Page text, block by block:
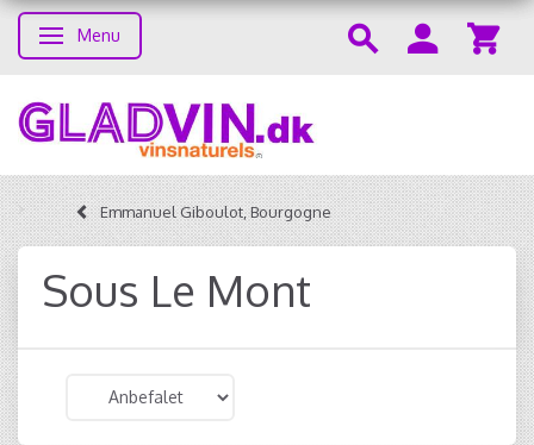
Skifte navigation
Menu
Emmanuel Giboulot, Bourgogne
Sous Le Mont